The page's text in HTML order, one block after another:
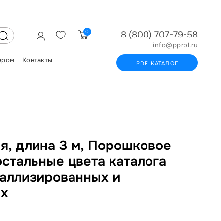
0
Контакты
8 (800) 707-79-58
info@pprol.ru
PDF КАТАЛОГ
длина 3 м, Порошковое
цвета каталога
и